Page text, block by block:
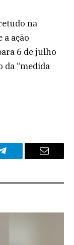
na
ação
6 de julho
da “medida
Telegram Email